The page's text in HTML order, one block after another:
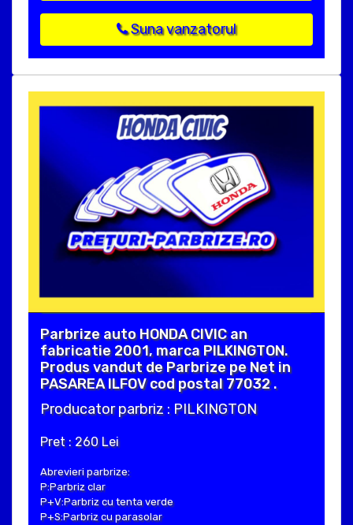
Suna vanzatorul
Parbrize auto HONDA CIVIC an
fabricatie 2001, marca PILKINGTON.
Produs vandut de Parbrize pe Net in
PASAREA ILFOV cod postal 77032 .
Producator parbriz : PILKINGTON
Pret : 260 Lei
Abrevieri parbrize:
P:Parbriz clar
P+V:Parbriz cu tenta verde
P+S:Parbriz cu parasolar